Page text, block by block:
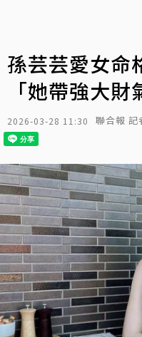
孫芸芸愛女命
「她帶強大財
2026-03-28 11:30 聯合報 記